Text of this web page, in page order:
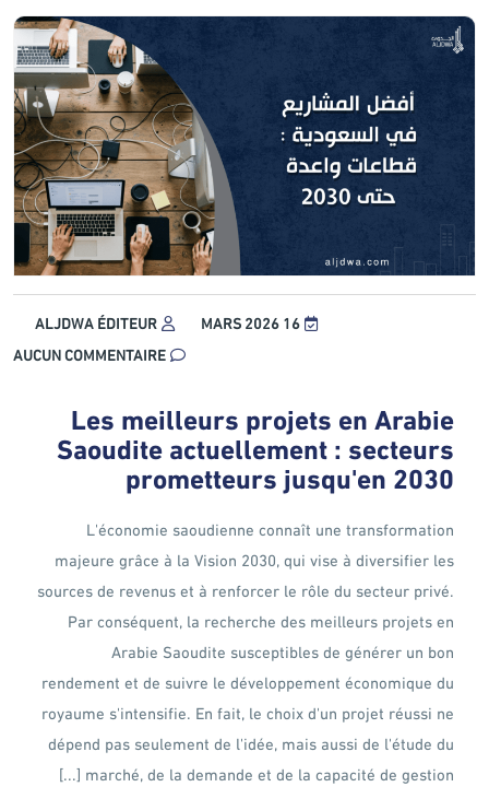
16 MARS 2026
ALJDWA ÉDITEUR
AUCUN COMMENTAIRE
Les meilleurs projets en Arabie
Saoudite actuellement : secteurs
prometteurs jusqu'en 2030
L'économie saoudienne connaît une transformation
majeure grâce à la Vision 2030, qui vise à diversifier les
sources de revenus et à renforcer le rôle du secteur privé.
Par conséquent, la recherche des meilleurs projets en
Arabie Saoudite susceptibles de générer un bon
rendement et de suivre le développement économique du
royaume s'intensifie. En fait, le choix d'un projet réussi ne
dépend pas seulement de l'idée, mais aussi de l'étude du
marché, de la demande et de la capacité de gestion [...]